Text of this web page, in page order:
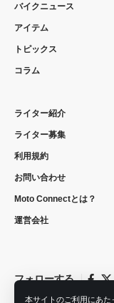
本サイトのご利用にあた
バイクニュース
アイテム
トピックス
コラム
ライター紹介
ライター募集
利用規約
お問い合わせ
Moto Connectとは？
運営会社
フォローする